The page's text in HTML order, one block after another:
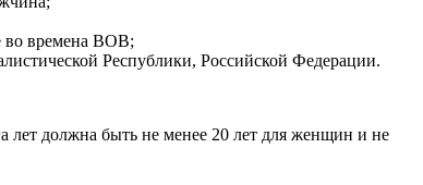
во времена ВОВ;
Республики, Российской Федерации.
лет должна быть не менее 20 лет для женщин и не